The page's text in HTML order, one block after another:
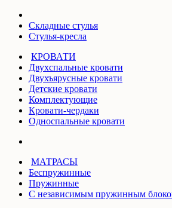
Складные стулья
Стулья-кресла
КРОВАТИ
Двухспальные кровати
Двухъярусные кровати
Детские кровати
Комплектующие
Кровати-чердаки
Односпальные кровати
МАТРАСЫ
Беспружинные
Пружинные
С независимым пружинным